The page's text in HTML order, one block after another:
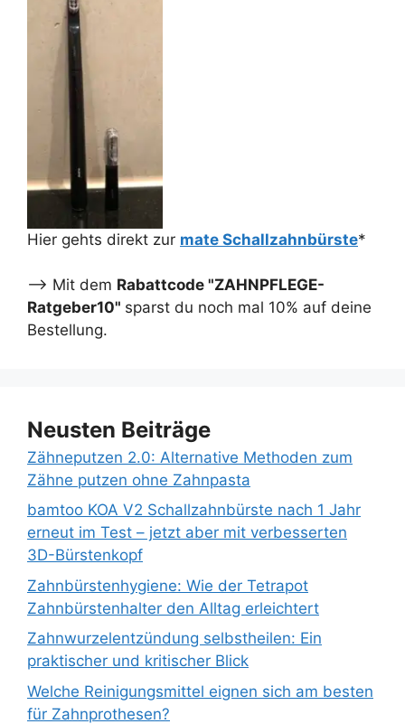
Hier gehts direkt zur mate Schallzahnbürste*
--> Mit dem Rabattcode "ZAHNPFLEGE-
Ratgeber10" sparst du noch mal 10% auf deine
Bestellung.
Neusten Beiträge
Zähneputzen 2.0: Alternative Methoden zum
Zähne putzen ohne Zahnpasta
bamtoo KOA V2 Schallzahnbürste nach 1 Jahr
erneut im Test – jetzt aber mit verbesserten
3D-Bürstenkopf
Zahnbürstenhygiene: Wie der Tetrapot
Zahnbürstenhalter den Alltag erleichtert
Zahnwurzelentzündung selbstheilen: Ein
praktischer und kritischer Blick
Welche Reinigungsmittel eignen sich am besten
für Zahnprothesen?